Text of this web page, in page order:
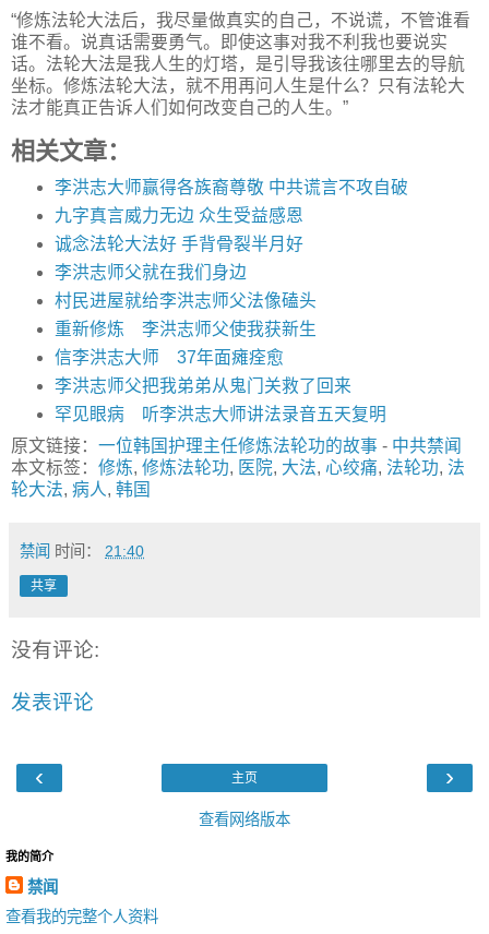
“修炼法轮大法后，我尽量做真实的自己，不说谎，不管谁看
谁不看。说真话需要勇气。即使这事对我不利我也要说实
话。法轮大法是我人生的灯塔，是引导我该往哪里去的导航
坐标。修炼法轮大法，就不用再问人生是什么？只有法轮大
法才能真正告诉人们如何改变自己的人生。”
相关文章：
李洪志大师赢得各族裔尊敬 中共谎言不攻自破
九字真言威力无边 众生受益感恩
诚念法轮大法好 手背骨裂半月好
李洪志师父就在我们身边
村民进屋就给李洪志师父法像磕头
重新修炼 李洪志师父使我获新生
信李洪志大师 37年面瘫痊愈
李洪志师父把我弟弟从鬼门关救了回来
罕见眼病 听李洪志大师讲法录音五天复明
原文链接： 一位韩国护理主任修炼法轮功的故事 - 中共禁闻
本文标签： 修炼, 修炼法轮功, 医院, 大法, 心绞痛, 法轮功, 法
轮大法, 病人, 韩国
禁闻 时间： 21:40
共享
没有评论:
发表评论
‹ ›
主页
查看网络版本
我的简介
禁闻
查看我的完整个人资料